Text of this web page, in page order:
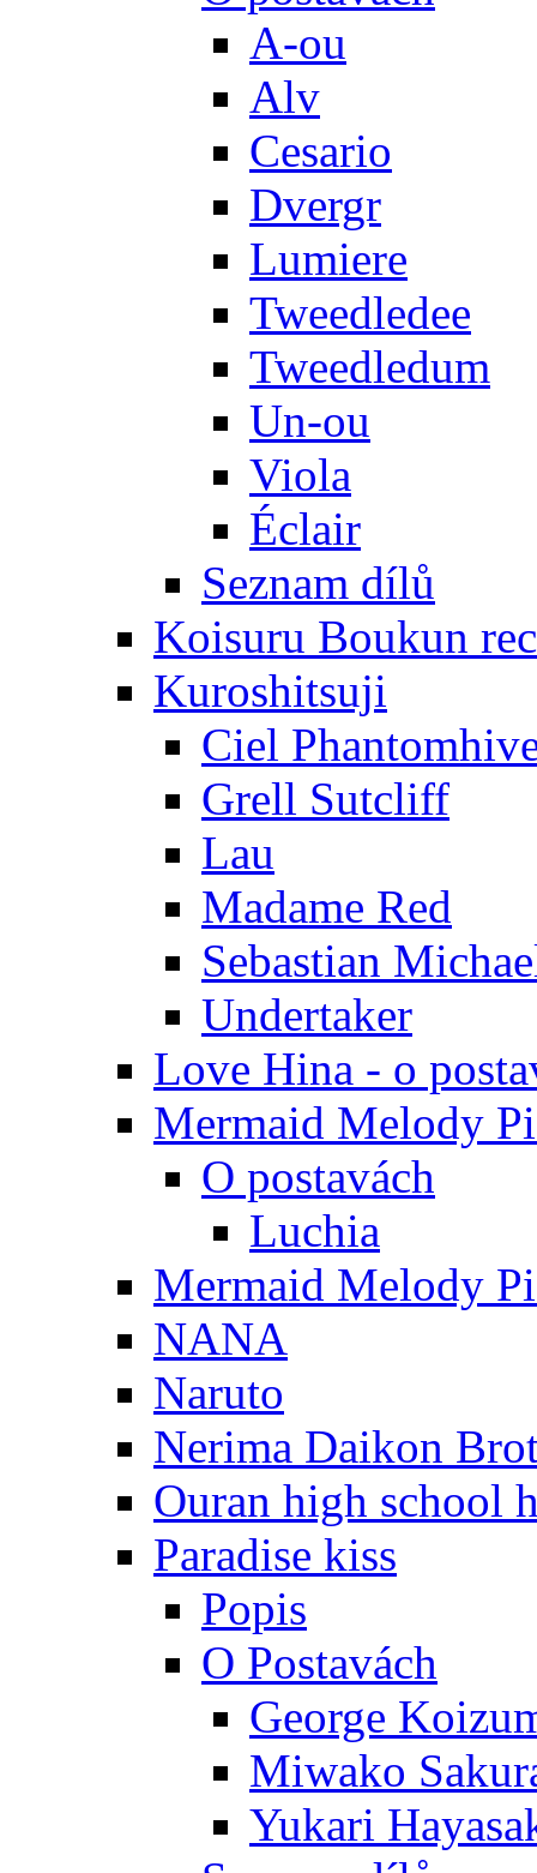
A-ou
Alv
Cesario
Dvergr
Lumiere
Tweedledee
Tweedledum
Un-ou
Viola
Éclair
Seznam dílů
Koisuru Boukun
Kuroshitsuji
Ciel
Grell Sutcliff
Lau
Madame Red
Sebastian
Undertaker
Love Hina - o
Mermaid Melody
O postavách
Luchia
Mermaid Melody
NANA
Naruto
Nerima Daikon
Ouran high school
Paradise kiss
Popis
O Postavách
George
Miwako
Yukari